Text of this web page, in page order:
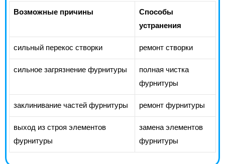
Возможные причины
Способы
устранения
сильный перекос створки ремонт створки
сильное загрязнение фурнитуры
полная чистка
фурнитуры
заклинивание частей фурнитуры ремонт фурнитуры
выход из строя элементов
фурнитуры
замена элементов
фурнитуры